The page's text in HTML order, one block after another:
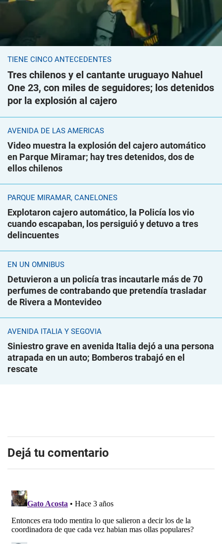
TIENE CINCO ANTECEDENTES
Tres chilenos y el cantante uruguayo Nahuel
One 23, con miles de seguidores; los detenidos
por la explosión al cajero
AVENIDA DE LAS AMÉRICAS
Video muestra la explosión del cajero automático
en Parque Miramar; hay tres detenidos, dos de
ellos chilenos
PARQUE MIRAMAR, CANELONES
Explotaron cajero automático, la Policía los vio
cuando escapaban, los persiguió y detuvo a tres
delincuentes
EN UN ÓMNIBUS
Detuvieron a un policía tras incautarle más de 70
perfumes de contrabando que pretendía trasladar
de Rivera a Montevideo
AVENIDA ITALIA Y SEGOVIA
Siniestro grave en avenida Italia dejó a una persona
atrapada en un auto; Bomberos trabajó en el
rescate
Dejá tu comentario